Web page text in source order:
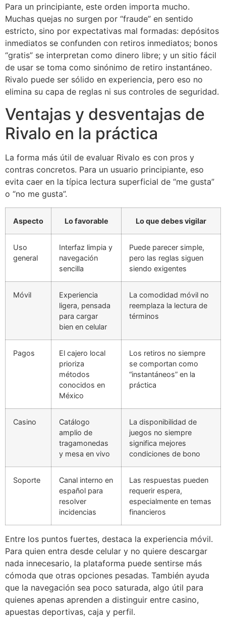
Para un principiante, este orden importa mucho.
Muchas quejas no surgen por “fraude” en sentido
estricto, sino por expectativas mal formadas: depósitos
inmediatos se confunden con retiros inmediatos; bonos
“gratis” se interpretan como dinero libre; y un sitio fácil
de usar se toma como sinónimo de retiro instantáneo.
Rivalo puede ser sólido en experiencia, pero eso no
elimina su capa de reglas ni sus controles de seguridad.
Ventajas y desventajas de
Rivalo en la práctica
La forma más útil de evaluar Rivalo es con pros y
contras concretos. Para un usuario principiante, eso
evita caer en la típica lectura superficial de “me gusta”
o “no me gusta”.
Aspecto Lo favorable Lo que debes vigilar
Uso
general
Interfaz limpia y
navegación
sencilla
Puede parecer simple,
pero las reglas siguen
siendo exigentes
Móvil
Experiencia
ligera, pensada
para cargar
bien en celular
La comodidad móvil no
reemplaza la lectura de
términos
Pagos
El cajero local
prioriza
métodos
conocidos en
México
Los retiros no siempre
se comportan como
“instantáneos” en la
práctica
Casino
Catálogo
amplio de
tragamonedas
y mesa en vivo
La disponibilidad de
juegos no siempre
significa mejores
condiciones de bono
Soporte
Canal interno en
español para
resolver
incidencias
Las respuestas pueden
requerir espera,
especialmente en temas
financieros
Entre los puntos fuertes, destaca la experiencia móvil.
Para quien entra desde celular y no quiere descargar
nada innecesario, la plataforma puede sentirse más
cómoda que otras opciones pesadas. También ayuda
que la navegación sea poco saturada, algo útil para
quienes apenas aprenden a distinguir entre casino,
apuestas deportivas, caja y perfil.